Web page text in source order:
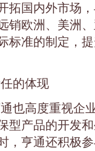
拓国内外市场
销欧洲、美洲
标准的制定，
的体现
也高度重视企
型产品的开发
，亨通还积极